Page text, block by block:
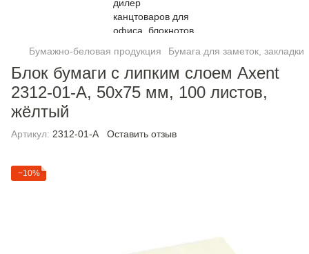
Бумажно-беловая продукция Бумага для заметок, закладки
Блок бумаги с липким слоем Axent
2312-01-A, 50x75 мм, 100 листов,
жёлтый
Артикул: 2312-01-A Оставить отзыв
−10%